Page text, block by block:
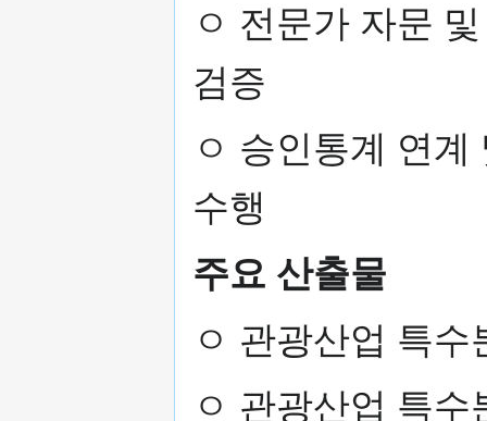
ㅇ 전문가 자문
검증
ㅇ 승인통계 연
수행
주요 산출물
ㅇ 관광산업 특
ㅇ 관광산업 특수